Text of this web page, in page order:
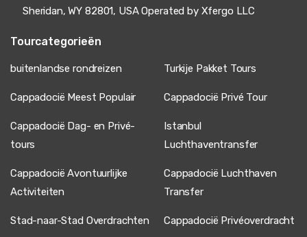
Sheridan, WY 82801, USA Operated by Xfergo LLC
Tourcategorieën
buitenlandse rondreizen Turkije Pakket Tours
Cappadocië Meest Populair Cappadocië Privé Tour
Cappadocië Dag- en Privé-
tours
Istanbul
Luchthaventransfer
Cappadocië Avontuurlijke
Activiteiten
Cappadocië Luchthaven
Transfer
Stad-naar-Stad Overdrachten Cappadocië Privéoverdracht